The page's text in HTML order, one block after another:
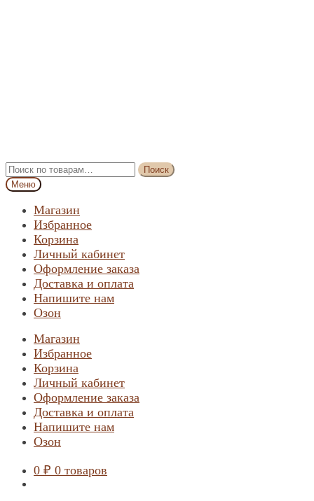
Перейти
к
Перейти
к
Искать:
Поиск
Меню
Магазин
Избранное
Корзина
Личный кабинет
Оформление заказа
Доставка и оплата
Напишите нам
Озон
Магазин
Избранное
Корзина
Личный кабинет
Оформление заказа
Доставка и оплата
Напишите нам
Озон
0 ₽ 0 товаров